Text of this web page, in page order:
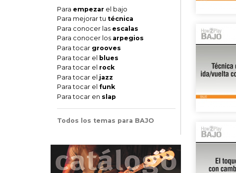
Para empezar el bajo
Para mejorar tu técnica
Para conocer las escalas
Para conocer los arpegios
Para tocar grooves
Para tocar el blues
Para tocar el rock
Para tocar el jazz
Para tocar el funk
Para tocar en slap
Todos los temas para BAJO